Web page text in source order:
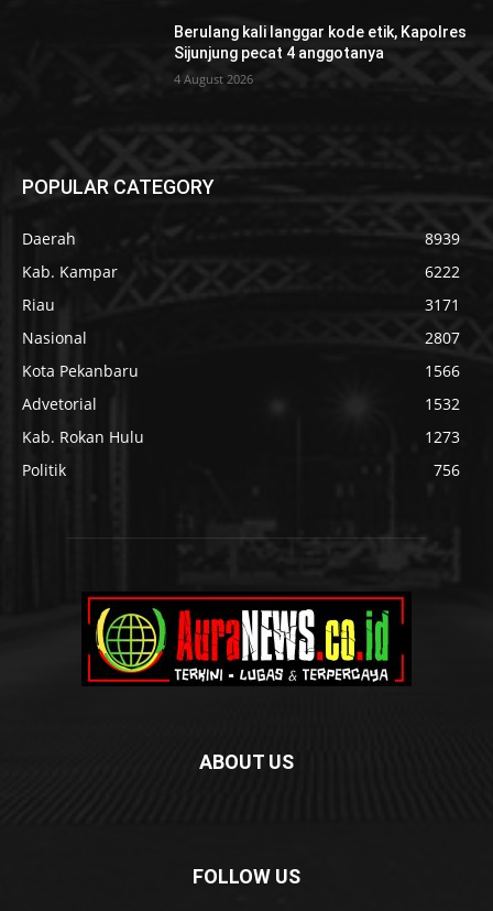
Berulang kali langgar kode etik, Kapolres
Sijunjung pecat 4 anggotanya
4 August 2026
POPULAR CATEGORY
Daerah
8939
Kab. Kampar
6222
Riau
3171
Nasional
2807
Kota Pekanbaru
1566
Advetorial
1532
Kab. Rokan Hulu
1273
Politik
756
ABOUT US
FOLLOW US